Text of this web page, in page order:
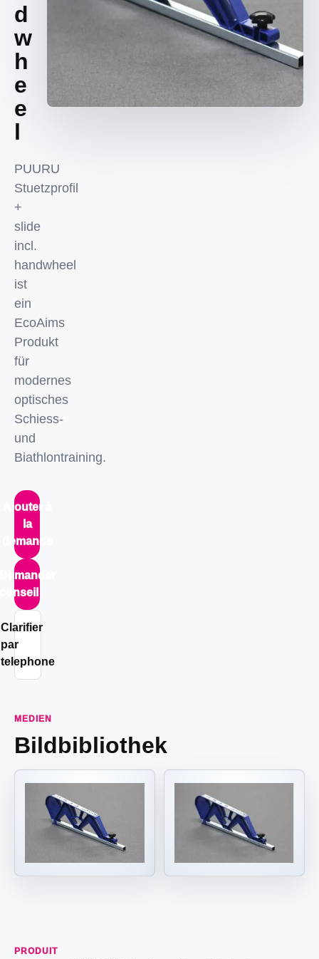
d
w
h
e
e
l
PUURU
Stuetzprofil
+
slide
incl.
handwheel
ist
ein
EcoAims
Produkt
für
modernes
optisches
Schiess-
und
Biathlontraining.
Ajouter à
la
demande
Clarifier
par
telephone
MEDIEN
Bildbibliothek
PRODUIT